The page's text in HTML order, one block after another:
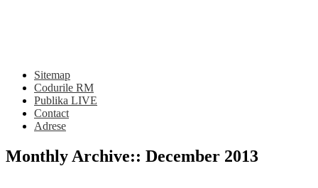
Sitemap
Codurile RM
Publika LIVE
Contact
Adrese
Monthly Archive:: December 2013